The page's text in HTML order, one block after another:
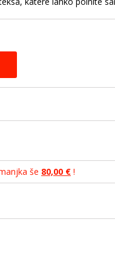
še 80,00 €!